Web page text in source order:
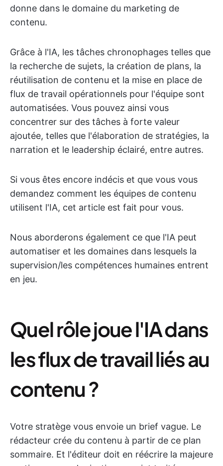
donne dans le domaine du marketing de
contenu.
Grâce à l'IA, les tâches chronophages telles que
la recherche de sujets, la création de plans, la
réutilisation de contenu et la mise en place de
flux de travail opérationnels pour l'équipe sont
automatisées. Vous pouvez ainsi vous
concentrer sur des tâches à forte valeur
ajoutée, telles que l'élaboration de stratégies, la
narration et le leadership éclairé, entre autres.
Si vous êtes encore indécis et que vous vous
demandez comment les équipes de contenu
utilisent l'IA, cet article est fait pour vous.
Nous aborderons également ce que l'IA peut
automatiser et les domaines dans lesquels la
supervision/les compétences humaines entrent
en jeu.
Quel rôle joue l'IA dans
les flux de travail liés au
contenu ?
Votre stratège vous envoie un brief vague. Le
rédacteur crée du contenu à partir de ce plan
sommaire. Et l'éditeur doit en réécrire la majeure